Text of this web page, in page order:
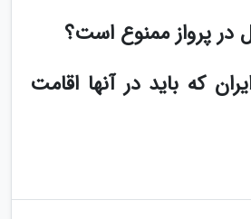
در پرواز ممنوع است؟
که باید در آنها اقامت